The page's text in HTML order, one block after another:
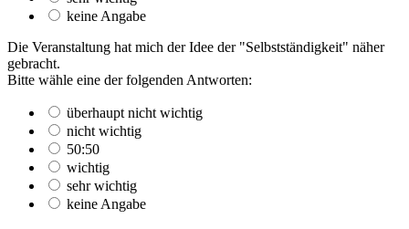
keine Angabe
Die Veranstaltung hat mich der Idee der "Selbstständigkeit" näher
gebracht.
Bitte wähle eine der folgenden Antworten:
überhaupt nicht wichtig
nicht wichtig
50:50
wichtig
sehr wichtig
keine Angabe